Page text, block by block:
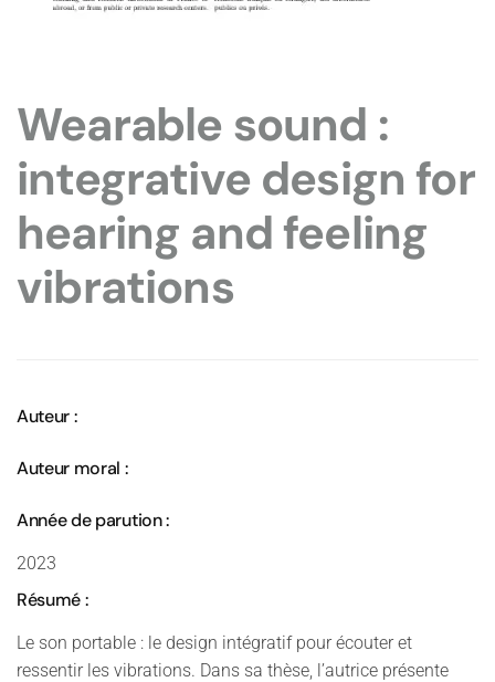
Wearable sound :
integrative design for
hearing and feeling
vibrations
Auteur :
Auteur moral :
Année de parution :
2023
Résumé :
Le son portable : le design intégratif pour écouter et
ressentir les vibrations. Dans sa thèse, l’autrice présente